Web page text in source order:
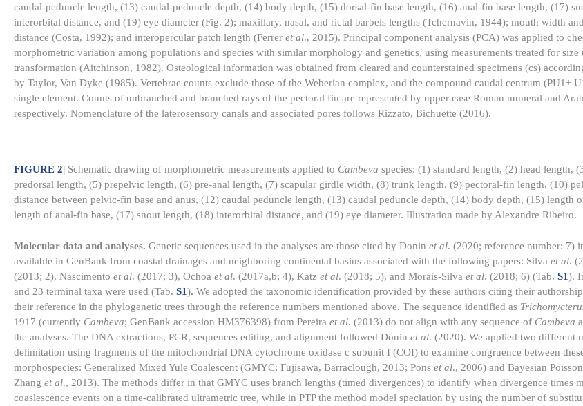
caudal-peduncle length, (13) caudal-peduncle depth, (14) body depth, (15) dorsal-fin base length, (16) anal-fin base length, (17)
interorbital distance, and (19) eye diameter (Fig. 2); maxillary, nasal, and rictal barbels lengths (Tchernavin, 1944); mouth width
distance (Costa, 1992); and interopercular patch length (Ferrer et al., 2015). Principal component analysis (PCA) was applied to
morphometric variation among populations and species with similar morphology and genetics, using measurements treated for size
transformation (Aitchinson, 1982). Osteological information was obtained from cleared and counterstained specimens (cs)
by Taylor, Van Dyke (1985). Vertebrae counts exclude those of the Weberian complex, and the compound caudal centrum (PU1+
single element. Counts of unbranched and branched rays of the pectoral fin are represented by upper case Roman numeral and
respectively. Nomenclature of the laterosensory canals and associated pores follows Rizzato, Bichuette (2016).
FIGURE 2| Schematic drawing of morphometric measurements applied to Cambeva species: (1) standard length, (2) head length,
predorsal length, (5) prepelvic length, (6) pre-anal length, (7) scapular girdle width, (8) trunk length, (9) pectoral-fin length, (10)
distance between pelvic-fin base and anus, (12) caudal peduncle length, (13) caudal peduncle depth, (14) body depth, (15) length
length of anal-fin base, (17) snout length, (18) interorbital distance, and (19) eye diameter. Illustration made by Alexandre Ribeiro.
Molecular data and analyses. Genetic sequences used in the analyses are those cited by Donin et al. (2020; reference number: 7)
available in GenBank from coastal drainages and neighboring continental basins associated with the following papers: Silva et al.
(2013; 2), Nascimento et al. (2017; 3), Ochoa et al. (2017a,b; 4), Katz et al. (2018; 5), and Morais-Silva et al. (2018; 6) (Tab. S1).
and 23 terminal taxa were used (Tab. S1). We adopted the taxonomic identification provided by these authors citing their
their reference in the phylogenetic trees through the reference numbers mentioned above. The sequence identified as
1917 (currently Cambeva; GenBank accession HM376398) from Pereira et al. (2013) do not align with any sequence of Cambeva
the analyses. The DNA extractions, PCR, sequences editing, and alignment followed Donin et al. (2020). We applied two different
delimitation using fragments of the mitochondrial DNA cytochrome oxidase c subunit I (COI) to examine congruence between
morphospecies: Generalized Mixed Yule Coalescent (GMYC; Fujisawa, Barraclough, 2013; Pons et al., 2006) and Bayesian
Zhang et al., 2013). The methods differ in that GMYC uses branch lengths (timed divergences) to identify when divergence times
coaslescence events on a time-calibrated ultrametric tree, while in PTP the method model speciation by using the number of